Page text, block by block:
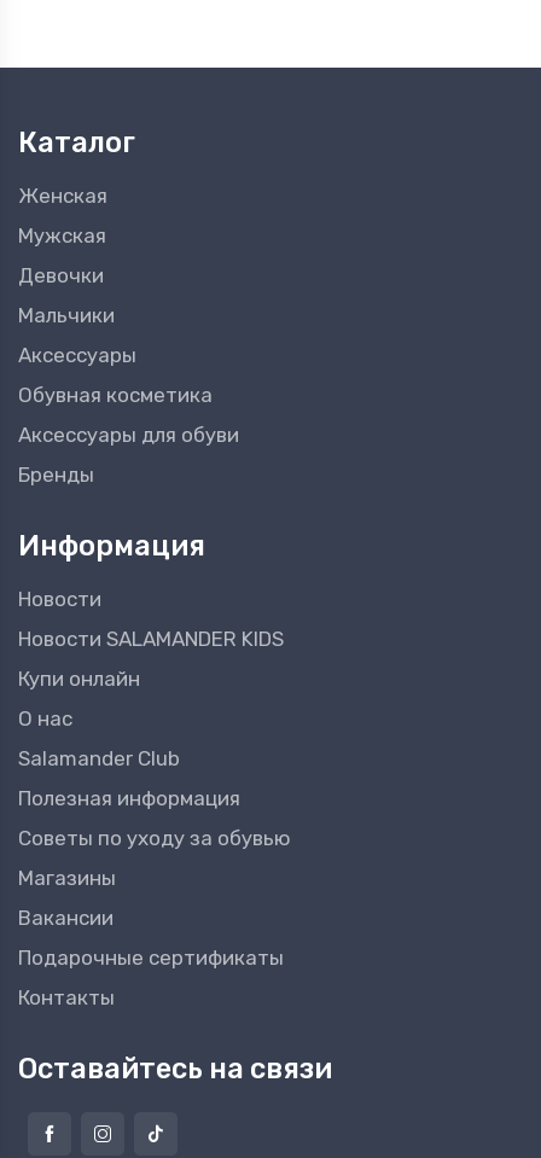
Каталог
Женская
Мужская
Девочки
Мальчики
Аксессуары
Обувная косметика
Аксессуары для обуви
Бренды
Информация
Новости
Новости SALAMANDER KIDS
Купи онлайн
О нас
Salamander Club
Полезная информация
Советы по уходу за обувью
Магазины
Вакансии
Подарочные сертификаты
Контакты
Оставайтесь на связи